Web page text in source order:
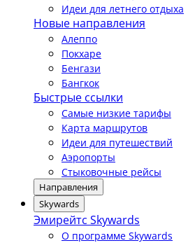
Идеи для летнего отдыха
Новые направления
Алеппо
Покхаре
Бенгази
Бангкок
Быстрые ссылки
Самые низкие тарифы
Карта маршрутов
Идеи для путешествий
Аэропорты
Стыковочные рейсы
Направления
Skywards
Эмирейтс Skywards
О программе Skywards